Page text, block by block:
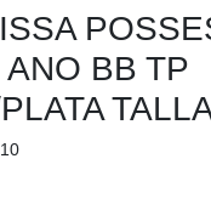
BB TP